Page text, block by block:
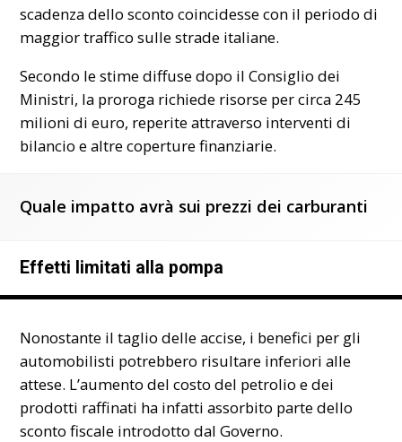
scadenza dello sconto coincidesse con il periodo di
maggior traffico sulle strade italiane.
Secondo le stime diffuse dopo il Consiglio dei
Ministri, la proroga richiede risorse per circa 245
milioni di euro, reperite attraverso interventi di
bilancio e altre coperture finanziarie.
Quale impatto avrà sui prezzi dei carburanti
Effetti limitati alla pompa
Nonostante il taglio delle accise, i benefici per gli
automobilisti potrebbero risultare inferiori alle
attese. L’aumento del costo del petrolio e dei
prodotti raffinati ha infatti assorbito parte dello
sconto fiscale introdotto dal Governo.